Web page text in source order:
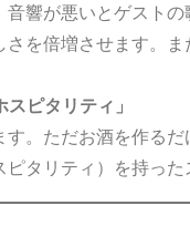
響が悪いとゲスト
を倍増させます。
ピタリティ」
。ただお酒を作る
タリティ）を持っ